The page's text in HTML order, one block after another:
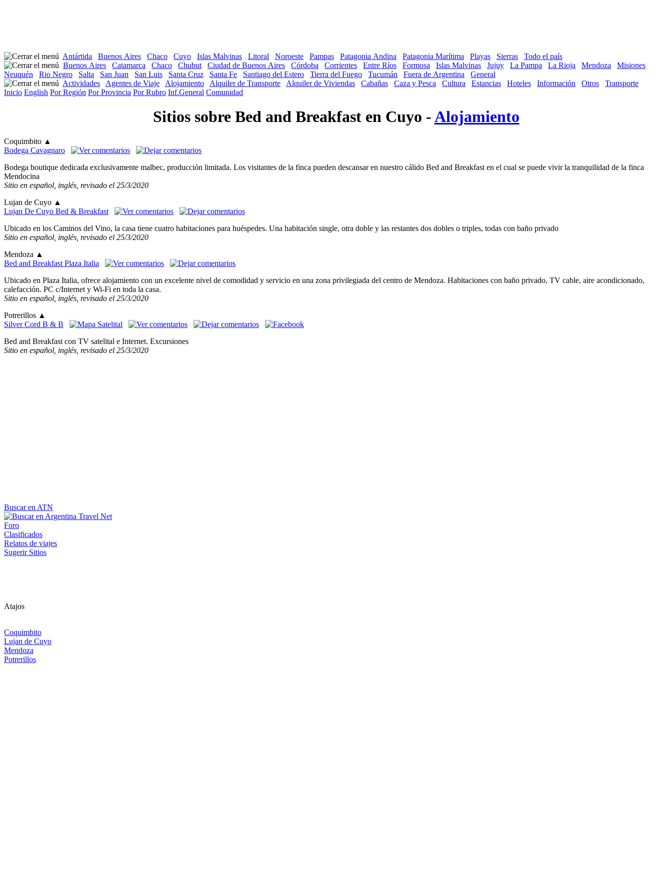
Antártida Buenos Aires Chaco Cuyo Islas Malvinas Litoral Noroeste Pampas Patagonia Andina Patagonia Marítima Playas Sierras
Todo el país
Buenos Aires
Catamarca Chaco Chubut Ciudad de Buenos Aires Córdoba Corrientes Entre Ríos Formosa Islas Malvinas Jujuy La Pampa La Rioja Mendoza
Misiones
Neuquén
Rio Negro Salta San Juan San Luis Santa Cruz Santa Fe Santiago del Estero Tierra del Fuego Tucumán Fuera de Argentina
General
Actividades
Agentes de Viaje Alojamiento Alquiler de Transporte Alquiler de Viviendas Cabañas Caza y Pesca Cultura Estancias Hoteles Información Otros
Transporte
Inicio English Por Región Por Provincia Por Rubro Inf.General Comunidad
Sitios sobre Bed and Breakfast en Cuyo -Alojamiento
Coquimbito ▲
Bodega Cavagnaro
Bodega boutique dedicada exclusivamente malbec, producción limitada. Los visitantes de la finca pueden descansar en nuestro cálido Bed and Breakfast en el cual se puede vivir la tranquilidad de la finca
Mendocina
Sitio en español, inglés, revisado el 25/3/2020
Lujan de Cuyo ▲
Lujan De Cuyo Bed & Breakfast
Ubicado en los Caminos del Vino, la casa tiene cuatro habitaciones para huéspedes. Una habitación single, otra doble y las restantes dos dobles o triples, todas con baño privado
Sitio en español, inglés, revisado el 25/3/2020
Mendoza ▲
Bed and Breakfast Plaza Italia
Ubicado en Plaza Italia, ofrece alojamiento con un excelente nivel de comodidad y servicio en una zona privilegiada del centro de Mendoza. Habitaciones con baño privado, TV cable, aire acondicionado,
calefacción. PC c/Internet y Wi-Fi en toda la casa.
Sitio en español, inglés, revisado el 25/3/2020
Potrerillos ▲
Silver Cord B & B
Bed and Breakfast con TV satelital e Internet. Excursiones
Sitio en español, inglés, revisado el 25/3/2020
Buscar en ATN
Foro
Clasificados
Relatos de viajes
Sugerir Sitios
Atajos
Coquimbito
Lujan de Cuyo
Mendoza
Potrerillos